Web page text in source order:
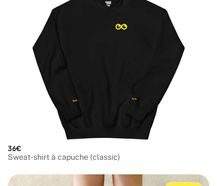
36€
Sweat-shirt à capuche (classic)